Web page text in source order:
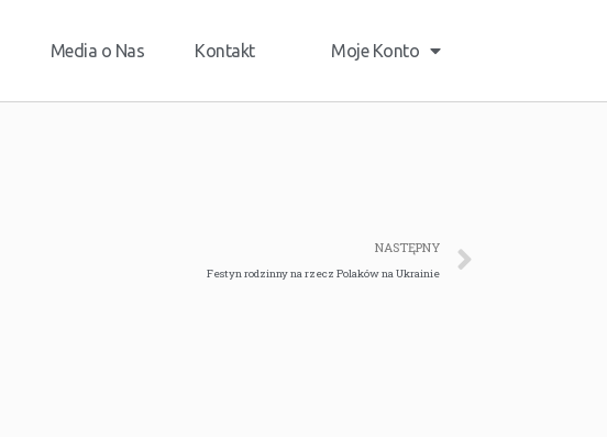
Media o Nas Kontakt Moje Konto
NASTĘPNY
Festyn rodzinny na rzecz Polaków na Ukrainie